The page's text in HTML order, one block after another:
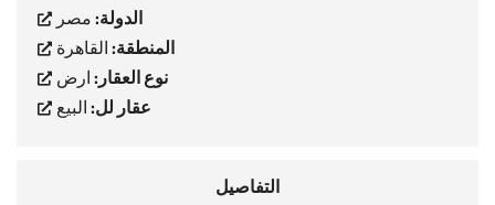
الدولة:مصر
المنطقة:القاهرة
نوع العقار:ارض
عقار لل:البيع
التفاصيل